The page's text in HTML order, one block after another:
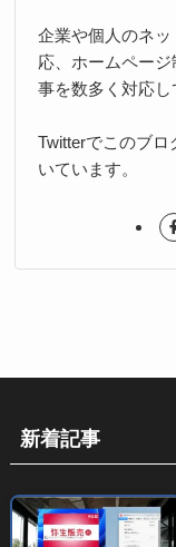
企業や個人のネ
応、ホームペー
事を数多く対応し
Twitterでこのブ
いています。
新着記事